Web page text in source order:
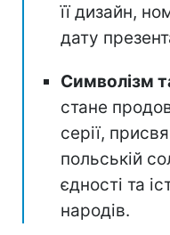
її дизайн,
дату
Символізм
стане
серії,
польській
єдності та
народів.